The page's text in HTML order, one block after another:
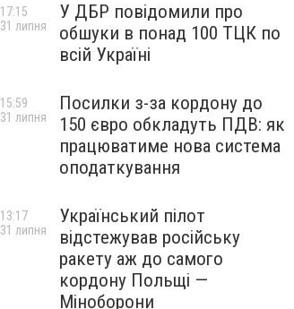
У ДБР повідомили про
обшуки в понад 100 ТЦК по
всій Україні
17:15
31 липня
Посилки з-за кордону до
150 євро обкладуть ПДВ: як
працюватиме нова система
оподаткування
15:59
31 липня
Український пілот
відстежував російську
ракету аж до самого
кордону Польщі —
Міноборони
13:17
31 липня